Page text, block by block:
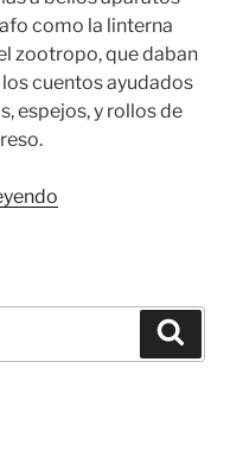
como la linterna
zootropo, que daban
cuentos ayudados
espejos, y rollos de
«Juguetes
en
JIN